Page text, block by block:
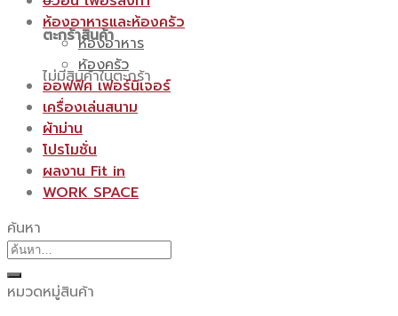
ตะกร้าสินค้า
ไม่มีสินค้าในตะกร้า
ห้องอาหารและห้องครัว
ห้องอาหาร
ห้องครัว
ออฟฟิศ เฟอร์นิเจอร์
เครื่องเล่นสนาม
ผ้าม่าน
โปรโมชั่น
ผลงาน Fit in
WORK SPACE
ค้นหา
ค้นหา:
หมวดหมู่สินค้า